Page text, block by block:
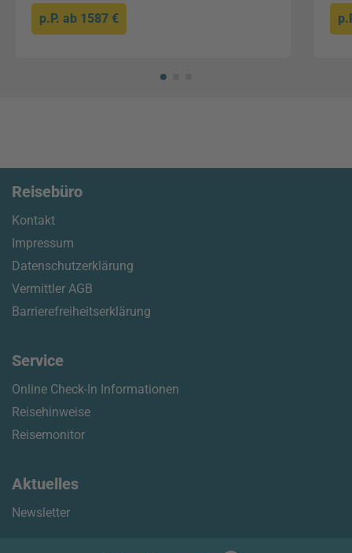
p.P. ab 1587 €
Reisebüro
Kontakt
Impressum
Datenschutzerklärung
Vermittler AGB
Barrierefreiheitserklärung
Service
Online Check-In Informationen
Reisehinweise
Reisemonitor
Aktuelles
Newsletter